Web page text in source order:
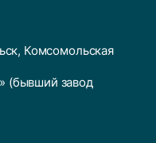
Комсомольская
(бывший завод